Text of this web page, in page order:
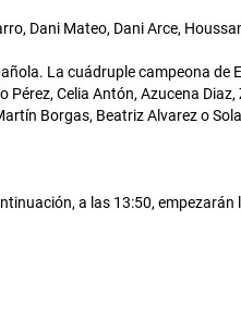
Dani Mateo, Dani Arce,
La cuádruple campeona de
Celia Antón, Azucena Diaz,
Borgas, Beatriz Alvarez o
a las 13:50, empezarán